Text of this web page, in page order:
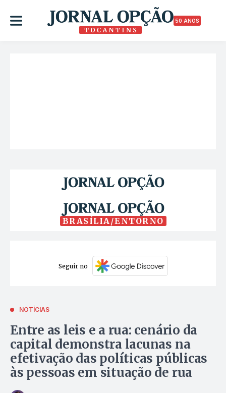
50 ANOS
BRASÍLIA/ENTORNO
Seguir no
NOTÍCIAS
Entre as leis e a rua: cenário da
capital demonstra lacunas na
efetivação das políticas públicas
às pessoas em situação de rua